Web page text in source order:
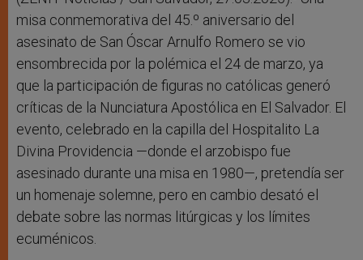
misa conmemorativa del 45.º aniversario del
asesinato de San Óscar Arnulfo Romero se vio
ensombrecida por la polémica el 24 de marzo, ya
que la participación de figuras no católicas generó
críticas de la Nunciatura Apostólica en El Salvador. El
evento, celebrado en la capilla del Hospitalito La
Divina Providencia —donde el arzobispo fue
asesinado durante una misa en 1980—, pretendía ser
un homenaje solemne, pero en cambio desató el
debate sobre las normas litúrgicas y los límites
ecuménicos.